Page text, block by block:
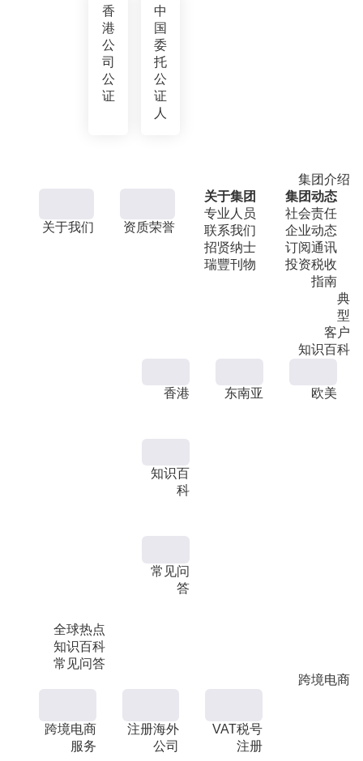
香
港
公
司
公
证
中
国
委
托
公
证
人
集团介绍
关于我们 资质荣誉
关于集团
专业人员
联系我们
招贤纳士
瑞豐刊物
集团动态
社会责任
企业动态
订阅通讯
投资税收
指南
典
型
客户
知识百科
全球热点
知识百科
常见问答
香港 东南亚 欧美
知识百
科
常见问
答
跨境电商
跨境电商
服务
注册海外
公司
VAT税号
注册